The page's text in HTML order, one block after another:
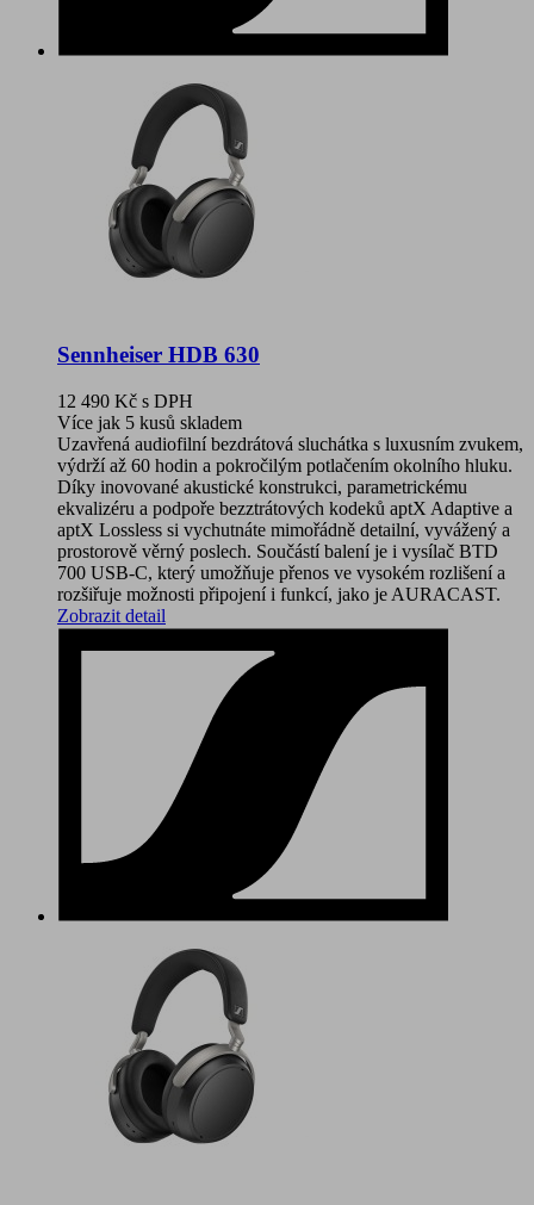
Sennheiser HDB 630
12 490 Kč s DPH
Více jak 5 kusů skladem
Uzavřená audiofilní bezdrátová sluchátka s luxusním zvukem,
výdrží až 60 hodin a pokročilým potlačením okolního hluku.
Díky inovované akustické konstrukci, parametrickému
ekvalizéru a podpoře bezztrátových kodeků aptX Adaptive a
aptX Lossless si vychutnáte mimořádně detailní, vyvážený a
prostorově věrný poslech. Součástí balení je i vysílač BTD
700 USB-C, který umožňuje přenos ve vysokém rozlišení a
rozšiřuje možnosti připojení i funkcí, jako je AURACAST.
Zobrazit detail